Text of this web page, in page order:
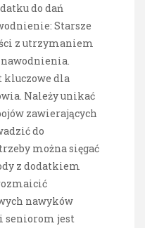
do dań
Starsze
z utrzymaniem
kluczowe dla
Należy unikać
zawierających
do
można sięgać
z dodatkiem
nawyków
seniorom jest